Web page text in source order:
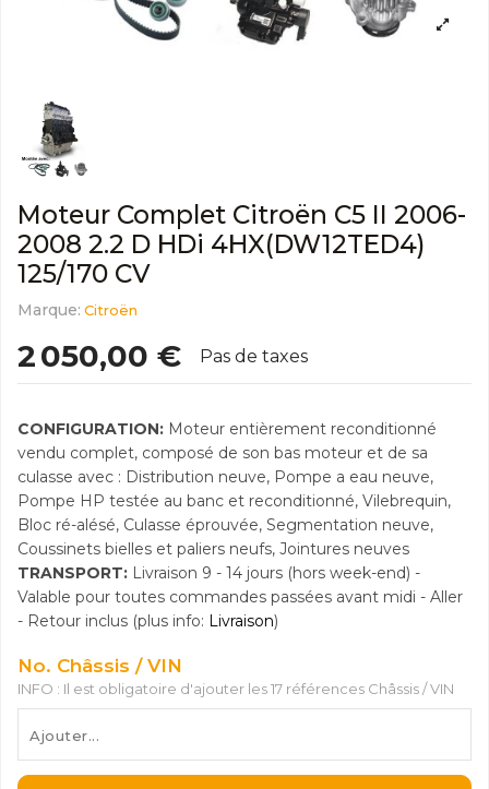
Moteur Complet Citroën C5 II 2006-
2008 2.2 D HDi 4HX(DW12TED4)
125/170 CV
Marque: Citroën
2 050,00 € Pas de taxes
CONFIGURATION: Moteur entièrement reconditionné
vendu complet, composé de son bas moteur et de sa
culasse avec : Distribution neuve, Pompe a eau neuve,
Pompe HP testée au banc et reconditionné, Vilebrequin,
Bloc ré-alésé, Culasse éprouvée, Segmentation neuve,
Coussinets bielles et paliers neufs, Jointures neuves
TRANSPORT: Livraison 9 - 14 jours (hors week-end) -
Valable pour toutes commandes passées avant midi - Aller
- Retour inclus (plus info: Livraison)
No. Châssis / VIN
INFO : Il est obligatoire d'ajouter les 17 références Châssis / VIN